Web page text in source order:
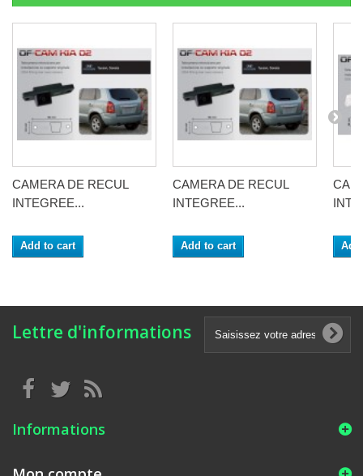
CAMERA DE RECUL
INTEGREE...
Add to cart
CAMERA DE RECUL
INTEGREE...
Add to cart
Lettre d'informations
Informations